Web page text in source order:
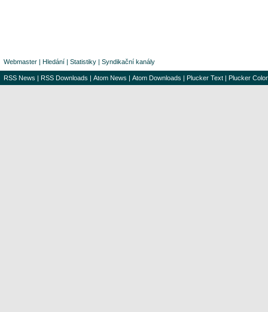
Webmaster | Hledání | Statistiky | Syndikační kanály
RSS News | RSS Downloads | Atom News | Atom Downloads | Plucker Text | Plucker Color